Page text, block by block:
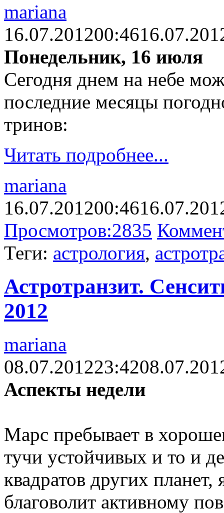
mariana
16.07.201200:46
Понедельник, 16 июля
Сегодня днем на небе
последние месяцы
тринов:
Читать подробнее...
mariana
16.07.201200:46
Просмотров:2835
Теги: астрология,
Астротранзит.
2012
mariana
08.07.201223:42
Аспекты недели
Марс пребывает в
тучи устойчивых и то и
квадратов других
благоволит активному